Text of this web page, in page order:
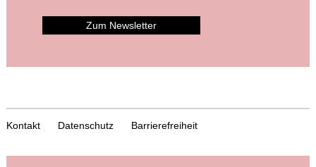
Zum Newsletter
Kontakt Datenschutz Barrierefreiheit